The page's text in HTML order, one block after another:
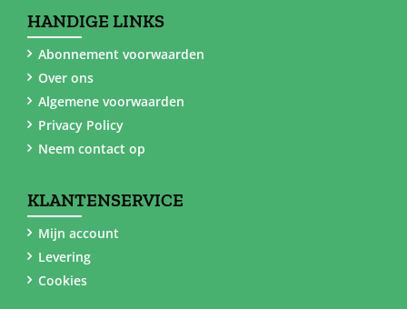
HANDIGE LINKS
Abonnement voorwaarden
Over ons
Algemene voorwaarden
Privacy Policy
Neem contact op
KLANTENSERVICE
Mijn account
Levering
Cookies